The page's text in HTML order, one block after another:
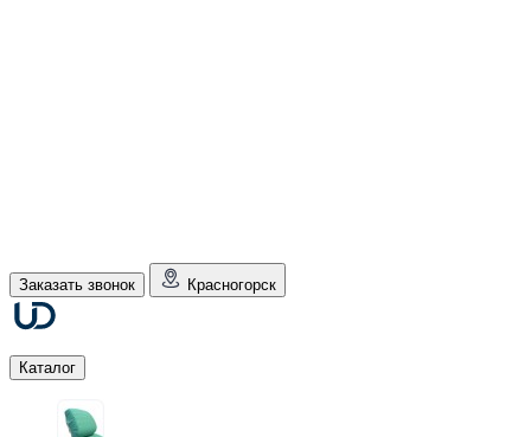
Заказать звонок Красногорск
Каталог